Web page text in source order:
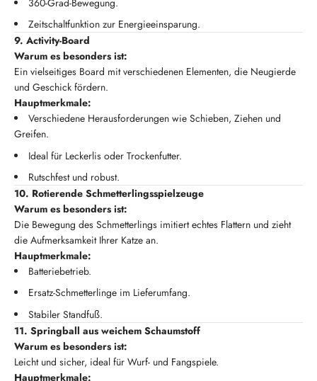
Zeitschaltfunktion zur Energieeinsparung.
9. Activity-Board
Warum es besonders ist:
Ein vielseitiges Board mit verschiedenen Elementen, die Neugierde
und Geschick fördern.
Hauptmerkmale:
Verschiedene Herausforderungen wie Schieben, Ziehen und
Greifen.
Ideal für Leckerlis oder Trockenfutter.
Rutschfest und robust.
10. Rotierende Schmetterlingsspielzeuge
Warum es besonders ist:
Die Bewegung des Schmetterlings imitiert echtes Flattern und zieht
die Aufmerksamkeit Ihrer Katze an.
Hauptmerkmale:
Batteriebetrieb.
Ersatz-Schmetterlinge im Lieferumfang.
Stabiler Standfuß.
11. Springball aus weichem Schaumstoff
Warum es besonders ist:
Leicht und sicher, ideal für Wurf- und Fangspiele.
Hauptmerkmale: